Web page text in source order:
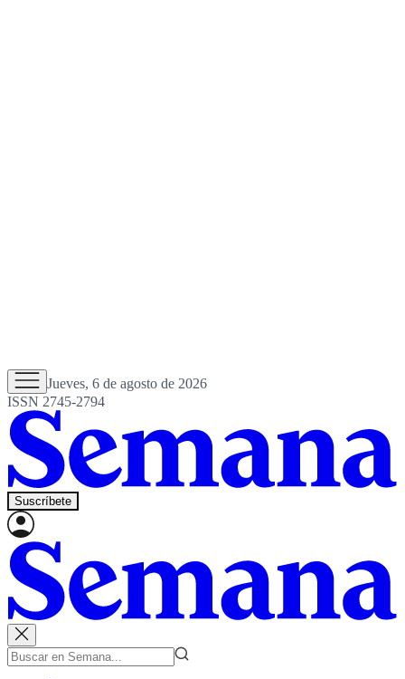
Jueves, 6 de agosto de 2026
ISSN 2745-2794
Suscríbete